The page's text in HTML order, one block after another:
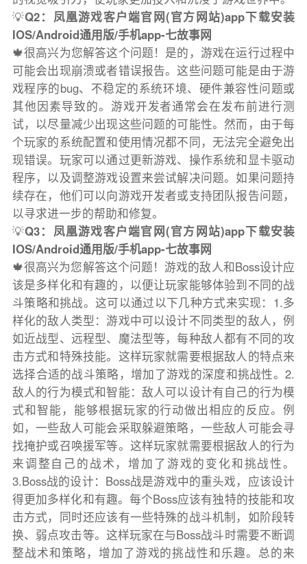
💡Q2：凤凰游戏客户端官网(官方网站)app下载安装
IOS/Android通用版/手机app-七故事网
🍁很高兴为您解答这个问题！是的，游戏在运行过程中
可能会出现崩溃或者错误报告。这些问题可能是由于游
戏程序的bug、不稳定的系统环境、硬件兼容性问题或
其他因素导致的。游戏开发者通常会在发布前进行测
试，以尽量减少出现这些问题的可能性。然而，由于每
个玩家的系统配置和使用情况都不同，无法完全避免出
现错误。玩家可以通过更新游戏、操作系统和显卡驱动
程序，以及调整游戏设置来尝试解决问题。如果问题持
续存在，他们可以向游戏开发者或支持团队报告问题，
以寻求进一步的帮助和修复。
💡Q3：凤凰游戏客户端官网(官方网站)app下载安装
IOS/Android通用版/手机app-七故事网
🍁很高兴为您解答这个问题！游戏的敌人和Boss设计应
该是多样化和有趣的，以便让玩家能够体验到不同的战
斗策略和挑战。这可以通过以下几种方式来实现：1.多
样化的敌人类型：游戏中可以设计不同类型的敌人，例
如近战型、远程型、魔法型等，每种敌人都有不同的攻
击方式和特殊技能。这样玩家就需要根据敌人的特点来
选择合适的战斗策略，增加了游戏的深度和挑战性。2.
敌人的行为模式和智能：敌人可以设计有自己的行为模
式和智能，能够根据玩家的行动做出相应的反应。例
如，一些敌人可能会采取躲避策略，一些敌人可能会寻
找掩护或召唤援军等。这样玩家就需要根据敌人的行为
来调整自己的战术，增加了游戏的变化和挑战性。
3.Boss战的设计：Boss战是游戏中的重头戏，应该设计
得更加多样化和有趣。每个Boss应该有独特的技能和攻
击方式，同时还应该有一些特殊的战斗机制，如阶段转
换、弱点攻击等。这样玩家在与Boss战斗时需要不断调
整战术和策略，增加了游戏的挑战性和乐趣。总的来